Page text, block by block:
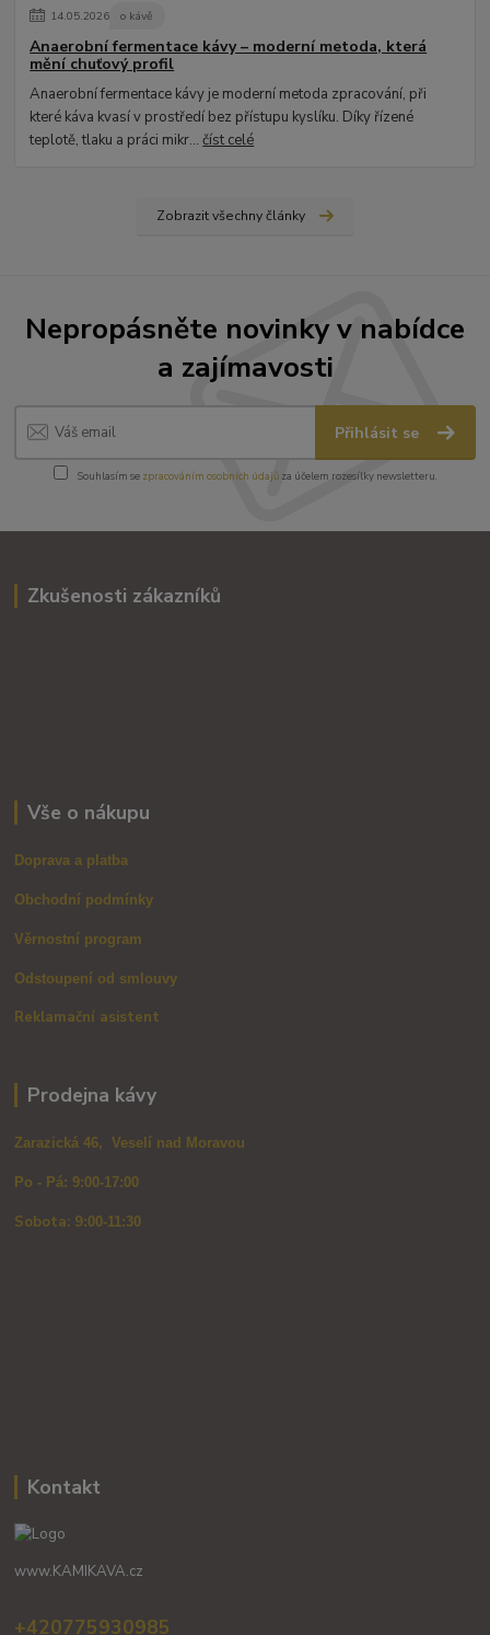
14.05.2026 o kávě
Anaerobní fermentace kávy – moderní metoda, která
mění chuťový profil
Anaerobní fermentace kávy je moderní metoda zpracování, při
které káva kvasí v prostředí bez přístupu kyslíku. Díky řízené
teplotě, tlaku a práci mikr...číst celé
Zobrazit všechny články
Nepropásněte novinky v nabídce
a zajímavosti
Přihlásit se
Souhlasím se zpracováním osobních údajůza účelem rozesílky newsletteru.
Zkušenosti zákazníků
Vše o nákupu
Doprava a platba
Obchodní podmínky
Věrnostní program
Odstoupení od smlouvy
Reklamační asistent
Prodejna kávy
Zarazická 46, Veselí nad Moravou
Po - Pá: 9:00-17:00
Sobota: 9:00-11:30
Kontakt
www.KAMIKAVA.cz
+420775930985